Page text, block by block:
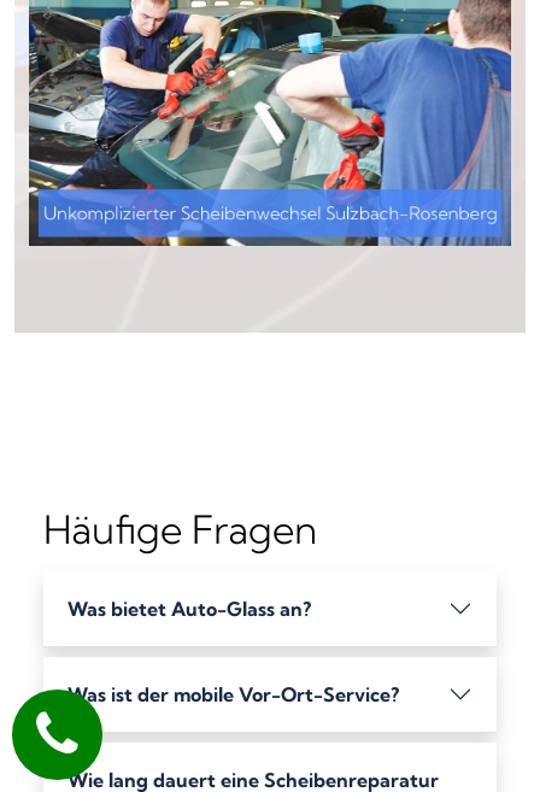
Häufige Fragen
Was bietet Auto-Glass an?
Was ist der mobile Vor-Ort-Service?
Wie lang dauert eine Scheibenreparatur